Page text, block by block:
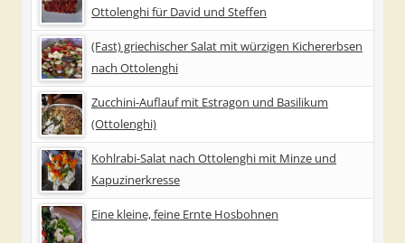
Ottolenghi für David und Steffen
(Fast) griechischer Salat mit würzigen Kichererbsen
nach Ottolenghi
Zucchini-Auflauf mit Estragon und Basilikum
(Ottolenghi)
Kohlrabi-Salat nach Ottolenghi mit Minze und
Kapuzinerkresse
Eine kleine, feine Ernte Hosbohnen